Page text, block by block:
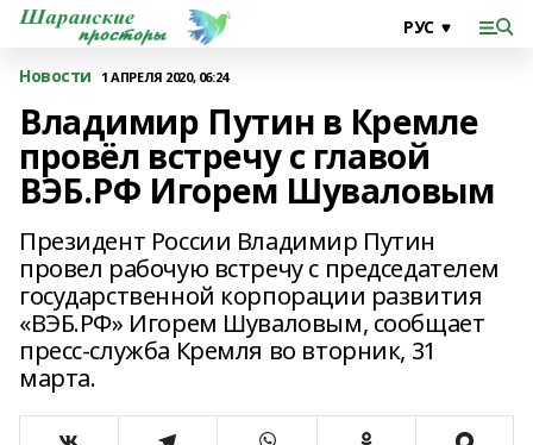
Новости 1 АПРЕЛЯ 2020, 06:24
Владимир Путин в Кремле
провёл встречу с главой
ВЭБ.РФ Игорем Шуваловым
Президент России Владимир Путин
провел рабочую встречу с председателем
государственной корпорации развития
«ВЭБ.РФ» Игорем Шуваловым, сообщает
пресс-служба Кремля во вторник, 31
марта.